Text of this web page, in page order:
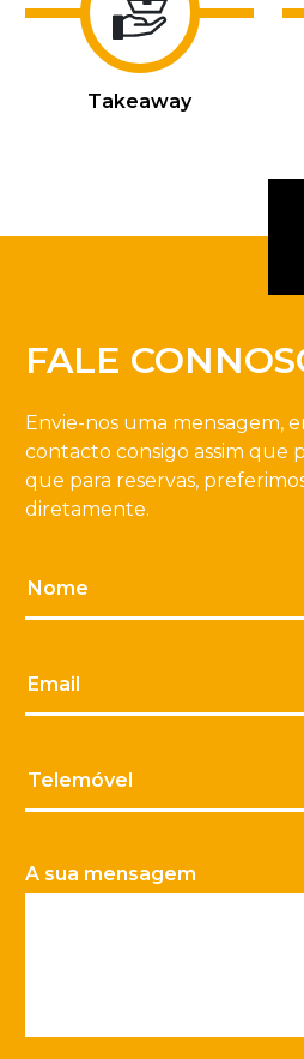
Takeaway
FALE
Envie-nos uma mensagem,
contacto consigo assim que
que para reservas,
diretamente.
Nome
Email
Telemóvel
A sua mensagem